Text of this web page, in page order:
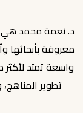
د. نعمة محمد هي
معروفة بأبحاثها
تطوير